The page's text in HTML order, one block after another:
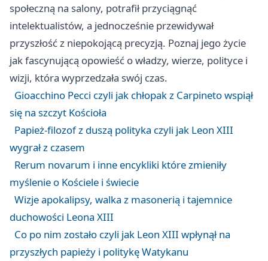
społeczną na salony, potrafił przyciągnąć
intelektualistów, a jednocześnie przewidywał
przyszłość z niepokojącą precyzją. Poznaj jego życie
jak fascynującą opowieść o władzy, wierze, polityce i
wizji, która wyprzedzała swój czas.
Gioacchino Pecci czyli jak chłopak z Carpineto wspiął
się na szczyt Kościoła
Papież-filozof z duszą polityka czyli jak Leon XIII
wygrał z czasem
Rerum novarum i inne encykliki które zmieniły
myślenie o Kościele i świecie
Wizje apokalipsy, walka z masonerią i tajemnice
duchowości Leona XIII
Co po nim zostało czyli jak Leon XIII wpłynął na
przyszłych papieży i politykę Watykanu